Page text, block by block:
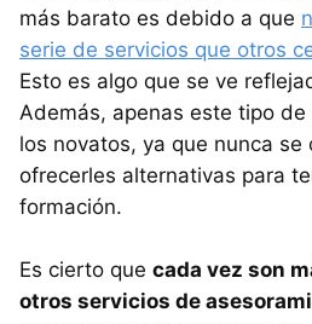
más barato es debido a que
serie de servicios que otros
Esto es algo que se ve
Además, apenas este tipo
los novatos, ya que nunca se
ofrecerles alternativas para
formación.
Es cierto que cada vez son
otros servicios de